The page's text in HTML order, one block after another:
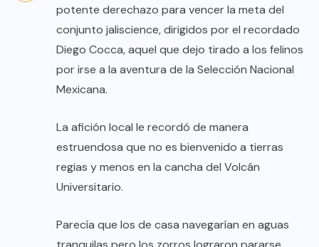
potente derechazo para vencer la meta del
conjunto jaliscience, dirigidos por el recordado
Diego Cocca, aquel que dejo tirado a los felinos
por irse a la aventura de la Selección Nacional
Mexicana.
La afición local le recordó de manera
estruendosa que no es bienvenido a tierras
regias y menos en la cancha del Volcán
Universitario.
Parecía que los de casa navegarían en aguas